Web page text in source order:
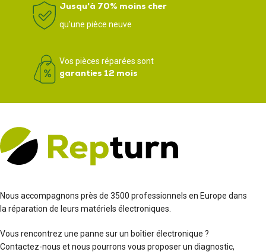
Jusqu'à 70% moins cher
qu'une pièce neuve
Vos pièces réparées sont
garanties 12 mois
Nous accompagnons près de 3500 professionnels en Europe dans
la réparation de leurs matériels électroniques.
Vous rencontrez une panne sur un boîtier électronique ?
Contactez-nous et nous pourrons vous proposer un diagnostic,